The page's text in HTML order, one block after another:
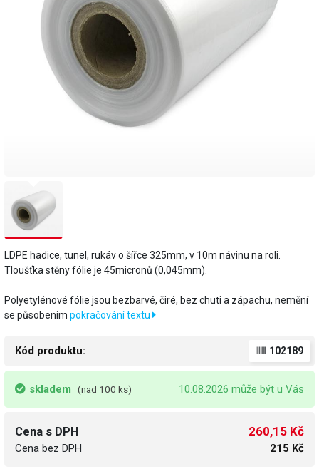
LDPE hadice, tunel, rukáv o šířce 325mm, v 10m návinu na roli.
Tloušťka stěny fólie je 45micronů (0,045mm).
​Polyetylénové fólie jsou bezbarvé, čiré, bez chuti a zápachu, nemění
se působením pokračování textu
Kód produktu: 102189
skladem (nad 100 ks) 10.08.2026 může být u Vás
Cena s DPH
Cena bez DPH
260,15 Kč
215 Kč